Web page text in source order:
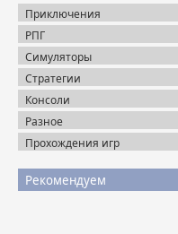
Приключения
РПГ
Симуляторы
Стратегии
Консоли
Разное
Прохождения игр
Рекомендуем